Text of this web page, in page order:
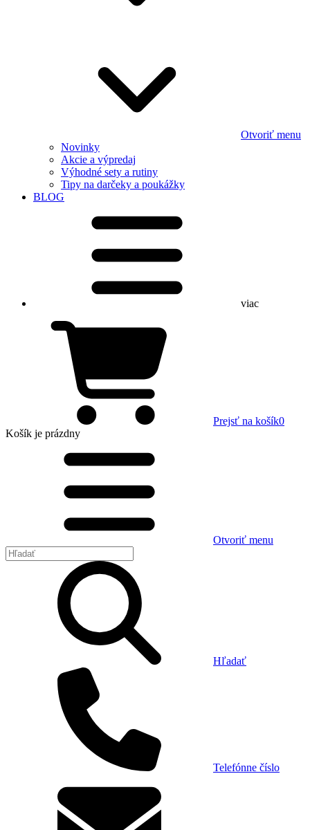
Otvoriť menu
Novinky
Akcie a výpredaj
Výhodné sety a rutiny
Tipy na darčeky a poukážky
BLOG
viac
Prejsť na košík0
Košík je prázdny
Otvoriť menu
Hľadať
Telefónne číslo